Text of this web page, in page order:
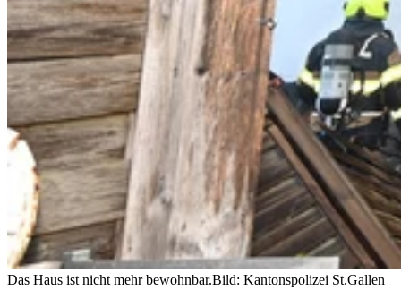
Das Haus ist nicht mehr bewohnbar.Bild: Kantonspolizei St.Gallen